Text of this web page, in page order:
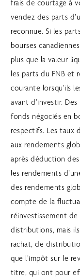
frais de courtage à
vendez des parts
reconnue. Si les
bourses
plus que la valeur
les parts du FNB et
courante lorsqu’ils
avant d’investir.
fonds négociés en
respectifs. Les taux
aux rendements
après déduction
les rendements
des rendements
compte de la
réinvestissement
distributions, mais
rachat, de
que l’impôt sur le
titre, qui ont pour